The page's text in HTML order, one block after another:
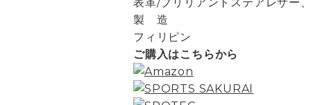
製 造
フィリピン
ご購入はこちらから